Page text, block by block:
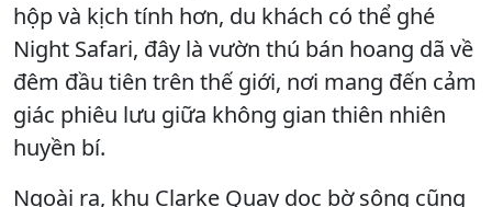
hộp và kịch tính hơn, du khách có thể ghé
Night Safari, đây là vườn thú bán hoang dã về
đêm đầu tiên trên thế giới, nơi mang đến cảm
giác phiêu lưu giữa không gian thiên nhiên
huyền bí.
Ngoài ra, khu Clarke Quay dọc bờ sông cũng